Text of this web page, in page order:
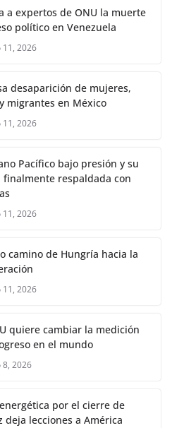
a expertos de ONU la muerte
político en Venezuela
11, 2026
desaparición de mujeres,
migrantes en México
11, 2026
Pacífico bajo presión y su
finalmente respaldada con
11, 2026
camino de Hungría hacia la
11, 2026
quiere cambiar la medición
en el mundo
8, 2026
por el cierre de
deja lecciones a América